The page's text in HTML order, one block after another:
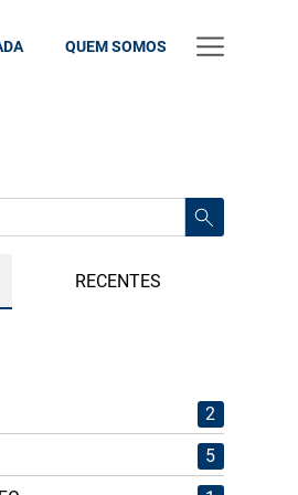
QUEM SOMOS
RECENTES
2
5